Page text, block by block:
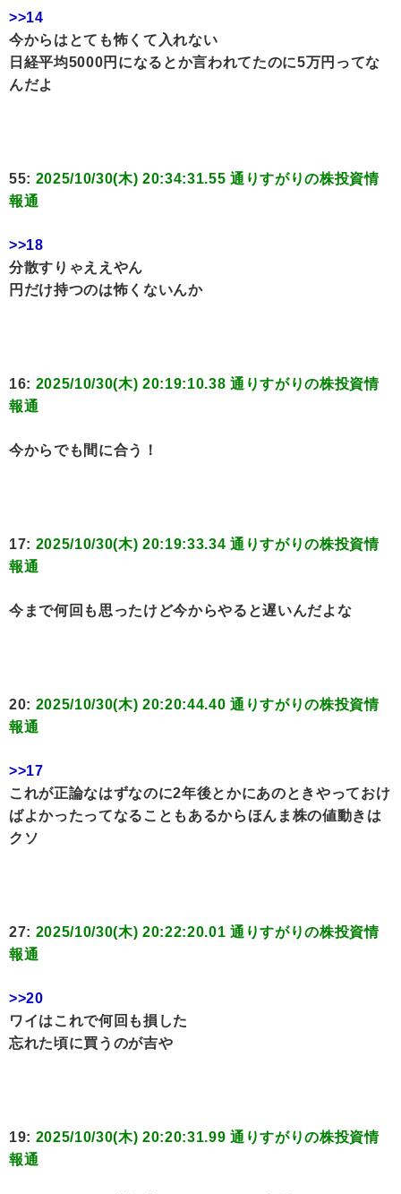
>>14
今からはとても怖くて入れない
日経平均5000円になるとか言われてたのに5万円ってな
んだよ
55: 2025/10/30(木) 20:34:31.55 通りすがりの株投資情
報通
>>18
分散すりゃええやん
円だけ持つのは怖くないんか
16: 2025/10/30(木) 20:19:10.38 通りすがりの株投資情
報通
今からでも間に合う！
17: 2025/10/30(木) 20:19:33.34 通りすがりの株投資情
報通
今まで何回も思ったけど今からやると遅いんだよな
20: 2025/10/30(木) 20:20:44.40 通りすがりの株投資情
報通
>>17
これが正論なはずなのに2年後とかにあのときやっておけ
ばよかったってなることもあるからほんま株の値動きは
クソ
27: 2025/10/30(木) 20:22:20.01 通りすがりの株投資情
報通
>>20
ワイはこれで何回も損した
忘れた頃に買うのが吉や
19: 2025/10/30(木) 20:20:31.99 通りすがりの株投資情
報通